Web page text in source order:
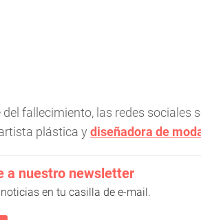
fallecimiento, las redes sociales
plástica y diseñadora de
a nuestro newsletter
en tu casilla de e-mail.